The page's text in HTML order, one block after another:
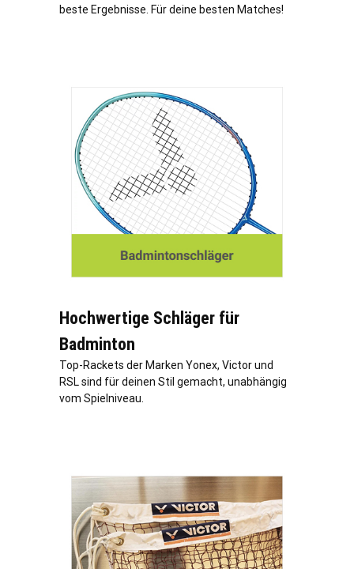
beste Ergebnisse. Für deine besten Matches!
Hochwertige Schläger für
Badminton
Top-Rackets der Marken Yonex, Victor und
RSL sind für deinen Stil gemacht, unabhängig
vom Spielniveau.